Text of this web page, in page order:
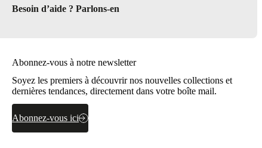
Besoin d’aide ? Parlons-en
Abonnez-vous à notre newsletter
Soyez les premiers à découvrir nos nouvelles collections et
dernières tendances, directement dans votre boîte mail.
Abonnez-vous ici